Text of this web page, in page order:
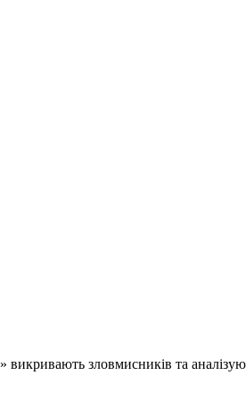
викривають зловмисників та